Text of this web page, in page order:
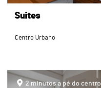
Suites
Centro Urbano
page
2 minutos a pé do centro